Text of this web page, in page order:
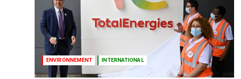
ENVIRONNEMENT INTERNATIONAL